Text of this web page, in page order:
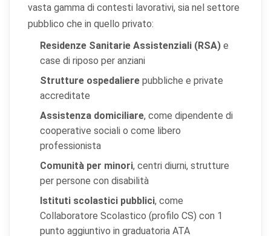
vasta gamma di contesti lavorativi, sia nel settore
pubblico che in quello privato:
Residenze Sanitarie Assistenziali (RSA) e
case di riposo per anziani
Strutture ospedaliere pubbliche e private
accreditate
Assistenza domiciliare, come dipendente di
cooperative sociali o come libero
professionista
Comunità per minori, centri diurni, strutture
per persone con disabilità
Istituti scolastici pubblici, come
Collaboratore Scolastico (profilo CS) con 1
punto aggiuntivo in graduatoria ATA